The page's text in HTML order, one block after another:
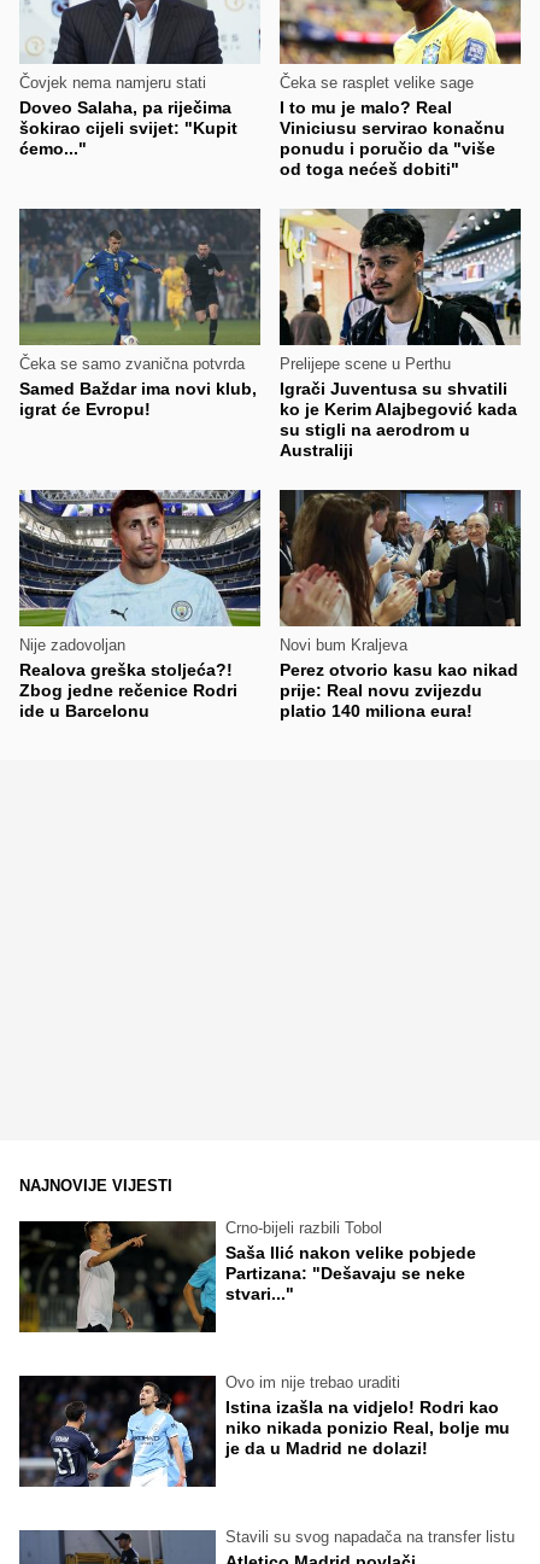
Čovjek nema namjeru stati
Doveo Salaha, pa riječima
šokirao cijeli svijet: "Kupit
ćemo..."
Čeka se rasplet velike sage
I to mu je malo? Real
Viniciusu servirao konačnu
ponudu i poručio da "više
od toga nećeš dobiti"
Čeka se samo zvanična potvrda
Samed Baždar ima novi klub,
igrat će Evropu!
Prelijepe scene u Perthu
Igrači Juventusa su shvatili
ko je Kerim Alajbegović kada
su stigli na aerodrom u
Australiji
Nije zadovoljan
Realova greška stoljeća?!
Zbog jedne rečenice Rodri
ide u Barcelonu
Novi bum Kraljeva
Perez otvorio kasu kao nikad
prije: Real novu zvijezdu
platio 140 miliona eura!
NAJNOVIJE VIJESTI
Crno-bijeli razbili Tobol
Saša Ilić nakon velike pobjede
Partizana: "Dešavaju se neke
stvari..."
Ovo im nije trebao uraditi
Istina izašla na vidjelo! Rodri kao
niko nikada ponizio Real, bolje mu
je da u Madrid ne dolazi!
Stavili su svog napadača na transfer listu